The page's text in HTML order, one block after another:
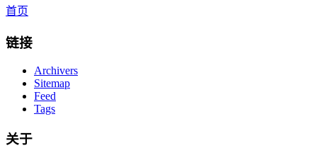
首页
链接
Archivers
Sitemap
Feed
Tags
关于